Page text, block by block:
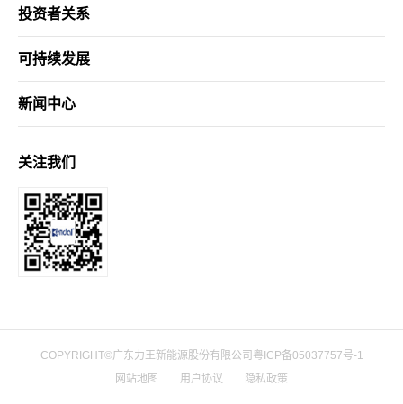
投资者关系
可持续发展
新闻中心
关注我们
COPYRIGHT©广东力王新能源股份有限公司 粤ICP备05037757号-1
网站地图
用户协议 隐私政策